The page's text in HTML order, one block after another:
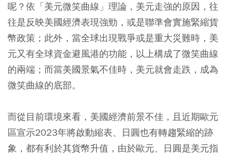
呢？依「美元微笑曲線」理論，美元走強的原因，往
往是反映美國經濟表現強勁，或是聯準會實施緊縮貨
幣政策；此外，當全球出現戰爭或是重大災難時，美
元又有全球資金避風港的功能，以上構成了微笑曲線
的兩端；而當美國景氣不佳時，美元就會走跌，成為
微笑曲線的底部。
而從目前環境來看，美國經濟前景不佳，且近期歐元
區宣示2023年將啟動縮表、日圓也有轉趨緊縮的跡
象，都有利於其貨幣升值，由於歐元、日圓是美元指